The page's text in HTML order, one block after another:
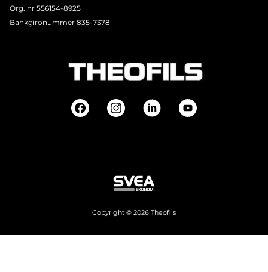
Org. nr 556154-8925
Bankgironummer 835-7378
Copyright © 2026 Theofils